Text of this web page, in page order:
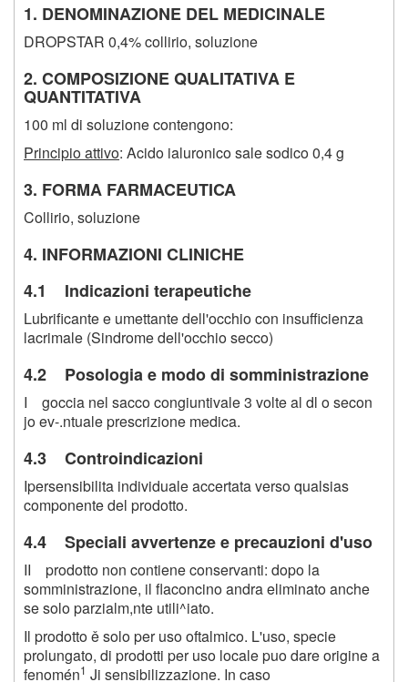
1. DENOMINAZIONE DEL MEDICINALE
DROPSTAR 0,4% collirio, soluzione
2. COMPOSIZIONE QUALITATIVA E
QUANTITATIVA
100 ml di soluzione contengono:
Principio attivo: Acido ialuronico sale sodico 0,4 g
3. FORMA FARMACEUTICA
Collirio, soluzione
4. INFORMAZIONI CLINICHE
4.1 Indicazioni terapeutiche
Lubrificante e umettante dell'occhio con insufficienza
lacrimale (Sindrome dell'occhio secco)
4.2 Posologia e modo di somministrazione
I goccia nel sacco congiuntivale 3 volte al dl o secon
jo ev-.ntuale prescrizione medica.
4.3 Controindicazioni
Ipersensibilita individuale accertata verso qualsias
componente del prodotto.
4.4 Speciali avvertenze e precauzioni d'uso
II prodotto non contiene conservanti: dopo la
somministrazione, il flaconcino andra eliminato anche
se solo parzialm,nte utili^iato.
Il prodotto ě solo per uso oftalmico. L'uso, specie
prolungato, di prodotti per uso locale puo dare origine a
fenomén1 Ji sensibilizzazione. In caso